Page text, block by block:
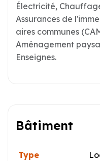
Électricité,
Assurances de
aires communes
Aménagement
Enseignes.
Bâtiment
Type